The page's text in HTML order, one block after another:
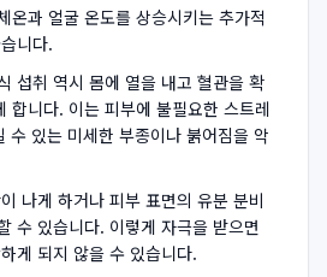
온과 얼굴 온도를 상승시키는 추가적
니다.
섭취 역시 몸에 열을 내고 혈관을 확
합니다. 이는 피부에 불필요한 스트레
수 있는 미세한 부종이나 붉어짐을 악
나게 하거나 피부 표면의 유분 분비
수 있습니다. 이렇게 자극을 받으면
게 되지 않을 수 있습니다.